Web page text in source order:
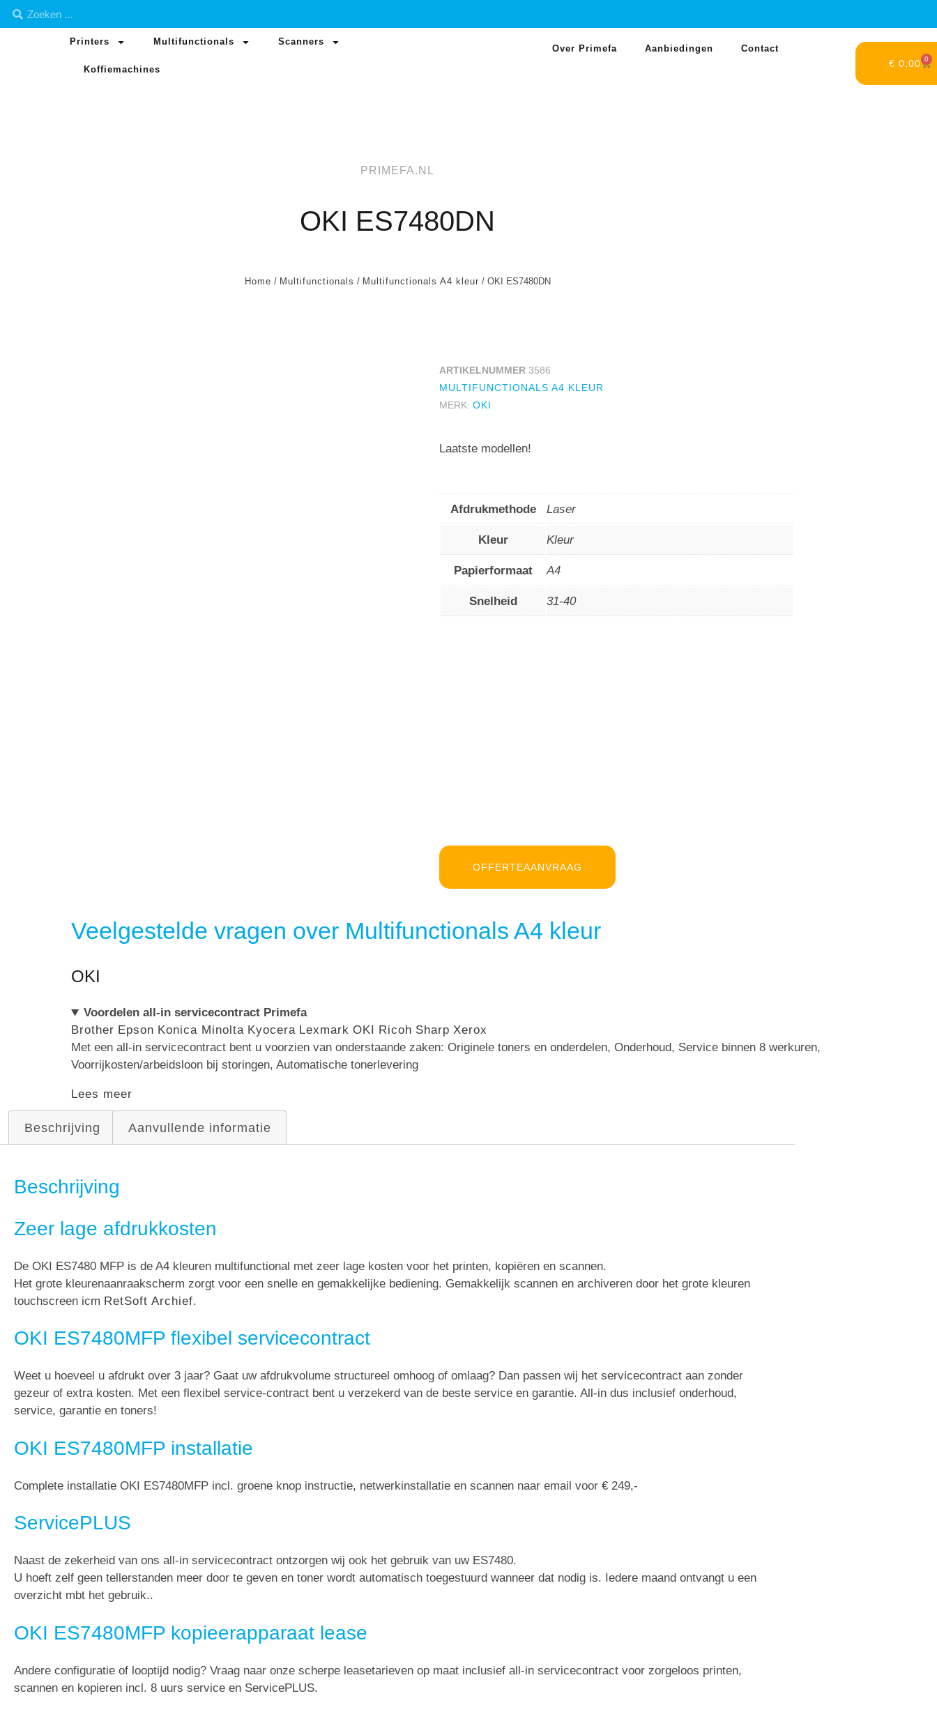
Printers Multifunctionals Scanners
Koffiemachines
Over Primefa Aanbiedingen Contact
€ 0,00 0
PRIMEFA.NL
OKI ES7480DN
Home / Multifunctionals / Multifunctionals A4 kleur / OKI ES7480DN
ARTIKELNUMMER 3586
MULTIFUNCTIONALS A4 KLEUR
MERK: OKI
Laatste modellen!
Afdrukmethode Laser
Kleur Kleur
Papierformaat A4
Snelheid 31-40
OFFERTEAANVRAAG
Veelgestelde vragen over Multifunctionals A4 kleur
OKI
Voordelen all-in servicecontract Primefa
Brother Epson Konica Minolta Kyocera Lexmark OKI Ricoh Sharp Xerox
Met een all-in servicecontract bent u voorzien van onderstaande zaken: Originele toners en onderdelen, Onderhoud, Service binnen 8 werkuren,
Voorrijkosten/arbeidsloon bij storingen, Automatische tonerlevering
Lees meer
Beschrijving Aanvullende informatie
Beschrijving
Zeer lage afdrukkosten
De OKI ES7480 MFP is de A4 kleuren multifunctional met zeer lage kosten voor het printen, kopiëren en scannen.
Het grote kleurenaanraakscherm zorgt voor een snelle en gemakkelijke bediening. Gemakkelijk scannen en archiveren door het grote kleuren
touchscreen icm RetSoft Archief.
OKI ES7480MFP flexibel servicecontract
Weet u hoeveel u afdrukt over 3 jaar? Gaat uw afdrukvolume structureel omhoog of omlaag? Dan passen wij het servicecontract aan zonder
gezeur of extra kosten. Met een flexibel service-contract bent u verzekerd van de beste service en garantie. All-in dus inclusief onderhoud,
service, garantie en toners!
OKI ES7480MFP installatie
Complete installatie OKI ES7480MFP incl. groene knop instructie, netwerkinstallatie en scannen naar email voor € 249,-
ServicePLUS
Naast de zekerheid van ons all-in servicecontract ontzorgen wij ook het gebruik van uw ES7480.
U hoeft zelf geen tellerstanden meer door te geven en toner wordt automatisch toegestuurd wanneer dat nodig is. Iedere maand ontvangt u een
overzicht mbt het gebruik..
OKI ES7480MFP kopieerapparaat lease
Andere configuratie of looptijd nodig? Vraag naar onze scherpe leasetarieven op maat inclusief all-in servicecontract voor zorgeloos printen,
scannen en kopieren incl. 8 uurs service en ServicePLUS.